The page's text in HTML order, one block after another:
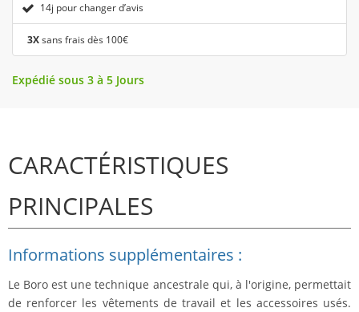
14j pour changer d’avis
3Xsans frais dès 100€
Expédié sous 3 à 5 Jours
CARACTÉRISTIQUES
PRINCIPALES
Informations supplémentaires :
Le Boro est une technique ancestrale qui, à l'origine, permettait
de renforcer les vêtements de travail et les accessoires usés.